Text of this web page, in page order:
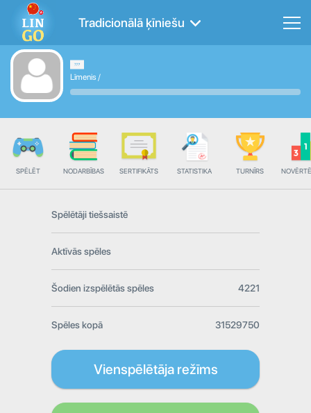
Tradicionālā ķīniešu
Līmenis /
SPĒLĒT NODARBĪBAS SERTIFIKĀTS STATISTIKA TURNĪRS
Spēlētāji tiešsaistē
Aktīvās spēles
Šodien izspēlētās spēles 4221
Spēles kopā 31529750
Vienspēlētāja režīms